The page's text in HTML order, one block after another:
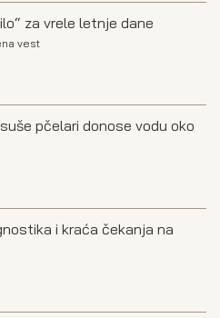
za vrele letnje dane
vest
pčelari donose vodu oko
i kraća čekanja na